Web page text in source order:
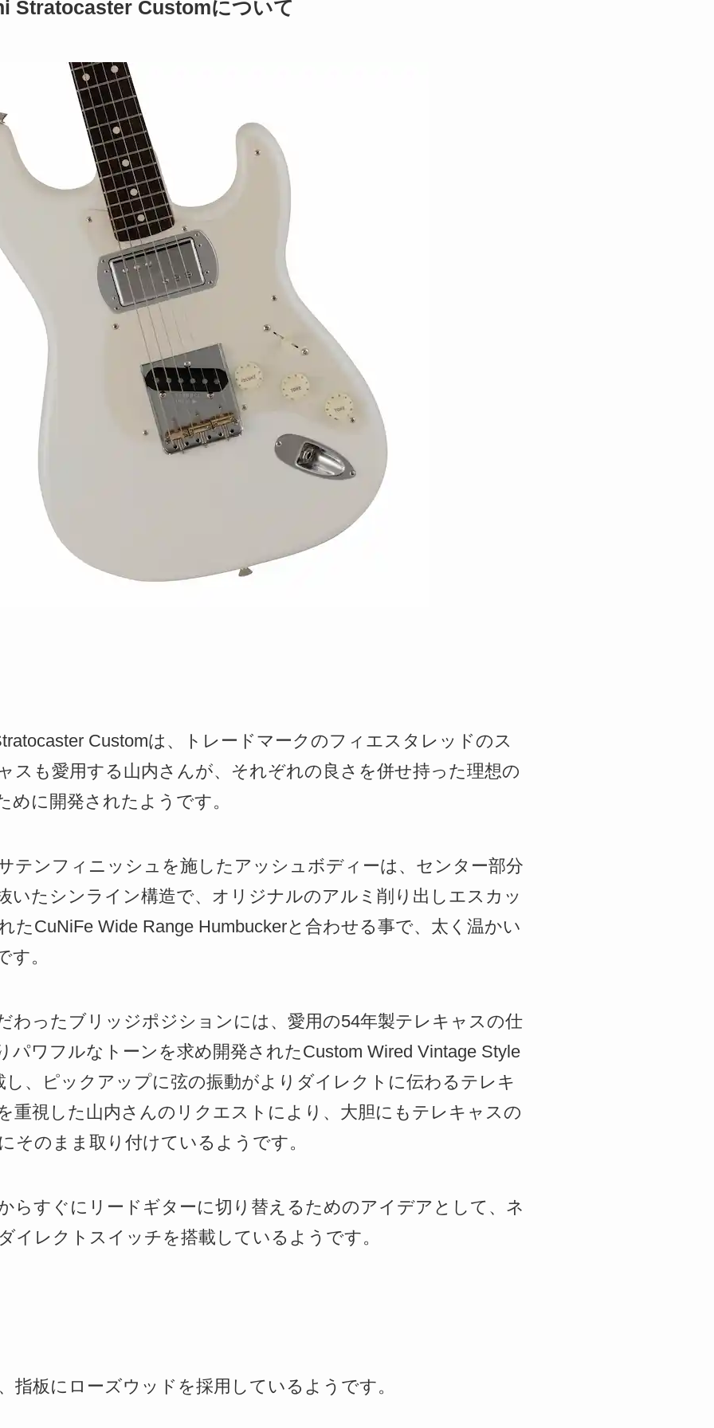
Stratocaster Customについて
Customは、トレードマークのフィエスタレッドのス
スも愛用する山内さんが、それぞれの良さを併せ持った理想の
めに開発されたようです。
テンフィニッシュを施したアッシュボディーは、センター部分
いたシンライン構造で、オリジナルのアルミ削り出しエスカッ
たCuNiFe Wide Range Humbuckerと合わせる事で、太く温かい
す。
わったブリッジポジションには、愛用の54年製テレキャスの仕
パワフルなトーンを求め開発されたCustom Wired Vintage Style
し、ピックアップに弦の振動がよりダイレクトに伝わるテレキ
重視した山内さんのリクエストにより、大胆にもテレキャスの
そのまま取り付けているようです。
らすぐにリードギターに切り替えるためのアイデアとして、ネ
イレクトスイッチを搭載しているようです。
指板にローズウッドを採用しているようです。